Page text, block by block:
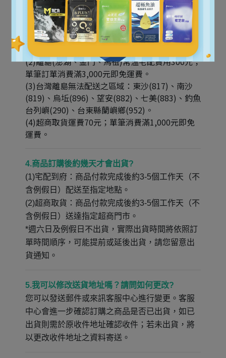
3.運費計算方式為何？
(1)本島宅配費用150元；單筆訂單消費滿1,000元
即免運費。
(2)離島(澎湖、金門、馬祖)常溫宅配費用300元；
單筆訂單消費滿3,000元即免運費。
(3)台灣離島無法配送之區域：東沙(817)、南沙
(819)、烏坵(896)、望安(882)、七美(883)、釣魚
台列嶼(290)、台東縣蘭嶼鄉(952)。
(4)超商取貨運費70元；單筆消費滿1,000元即免
運費。
4.商品訂購後約幾天才會出貨?
(1)宅配到府：商品付款完成後約3-5個工作天（不
含例假日）配送至指定地點。
(2)超商取貨：商品付款完成後約3-5個工作天（不
含例假日）送達指定超商門市。
*週六日及例假日不出貨，實際出貨時間將依照訂
單時間順序，可能提前或延後出貨，請您留意出
貨通知。
5.我可以修改送貨地址嗎？請問如何更改?
您可以發送郵件或來訊客服中心進行變更。客服
中心會進一步確認訂購之商品是否已出貨，如已
出貨則需於原收件地址確認收件；若未出貨，將
以更改收件地址之資料寄送。